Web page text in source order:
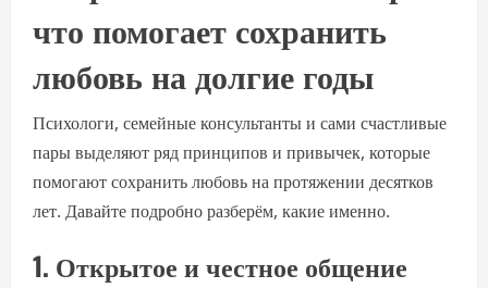
что помогает сохранить
любовь на долгие годы
Психологи, семейные консультанты и сами счастливые
пары выделяют ряд принципов и привычек, которые
помогают сохранить любовь на протяжении десятков
лет. Давайте подробно разберём, какие именно.
1. Открытое и честное общение